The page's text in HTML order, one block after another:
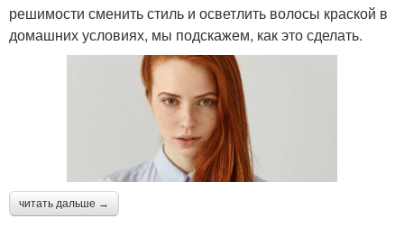
решимости сменить стиль и осветлить волосы краской в
домашних условиях, мы подскажем, как это сделать.
читать дальше →